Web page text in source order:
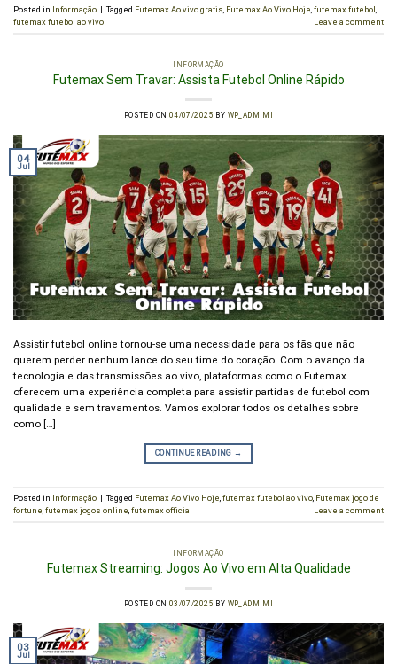
Posted in Informação | Tagged Futemax Ao vivo gratis Futemax Ao Vivo Hoje futemax futebol
futemax futebol ao vivo
Leave a comment
INFORMAÇÃO
Futemax Sem Travar: Assista Futebol Online Rápido
POSTED ON 04/07/2025 BY WP_ADMIMI
04
Jul
Assistir futebol online tornou-se uma necessidade para os fãs que não
querem perder nenhum lance do seu time do coração. Com o avanço da
tecnologia e das transmissões ao vivo, plataformas como o Futemax
oferecem uma experiência completa para assistir partidas de futebol com
qualidade e sem travamentos. Vamos explorar todos os detalhes sobre
como […]
CONTINUE READING →
Posted in Informação | Tagged Futemax Ao Vivo Hoje futemax futebol ao vivo Futemax jogo de
fortune futemax jogos online futemax official Leave a comment
INFORMAÇÃO
Futemax Streaming: Jogos Ao Vivo em Alta Qualidade
POSTED ON 03/07/2025 BY WP_ADMIMI
03
Jul